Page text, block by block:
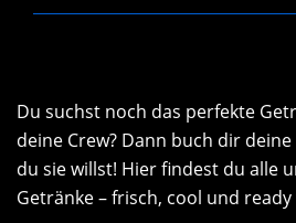
Du suchst noch das perfekte
deine Crew? Dann buch dir
du sie willst! Hier findest du alle
Getränke – frisch, cool und